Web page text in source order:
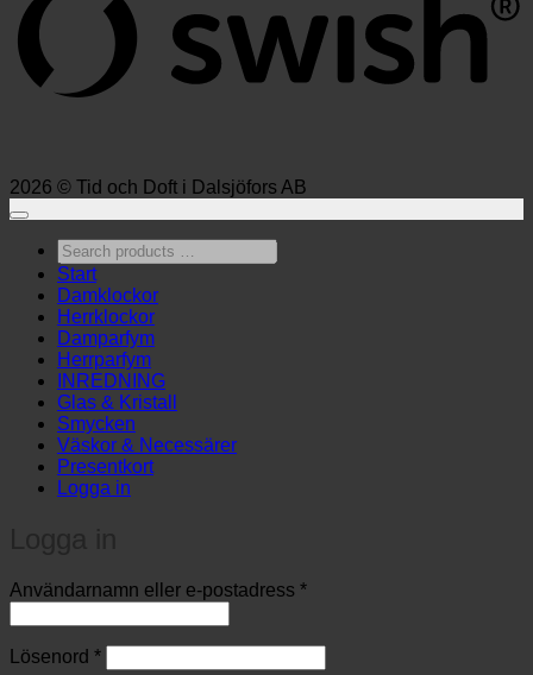
2026 © Tid och Doft i Dalsjöfors AB
Search
products
…
Start
Damklockor
Herrklockor
Damparfym
Herrparfym
INREDNING
Glas & Kristall
Smycken
Väskor & Necessärer
Presentkort
Logga in
Användarnamn eller e-postadress *Obligatoriskt
Lösenord *Obligatoriskt